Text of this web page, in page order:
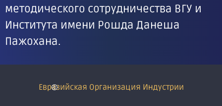
методического сотрудничества ВГУ и
Института имени Рошда Данеша
Пажохана.
Евразийская Организация Индустрии